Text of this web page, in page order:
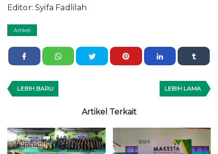
Editor: Syifa Fadlilah
Artikel
LEBIH BARU LEBIH LAMA
Artikel Terkait